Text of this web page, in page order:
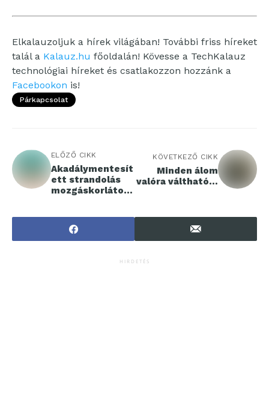
Elkalauzoljuk a hírek világában! További friss híreket
talál a Kalauz.hu főoldalán! Kövesse a TechKalauz
technológiai híreket és csatlakozzon hozzánk a
Facebookon is!
Párkapcsolat
ELŐZŐ CIKK
Akadálymentesít
ett strandolás
mozgáskorlátoz
KÖVETKEZŐ CIKK
Minden álom
valóra váltható…
HIRDETÉS